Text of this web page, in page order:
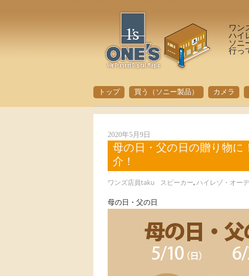
ワン
ハイ
ソニ
行っ
トップ 買う（ソニー製品） カメラ
2020年5月9日
母の日・父の日の贈り物
介！
ワンズ店員taku スピーカー,ハイレゾ・オー
母の日・父の日